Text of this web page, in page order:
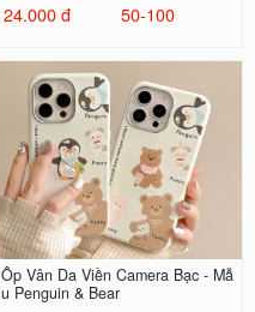
24.000 đ
50-100
Ốp Vân Da Viền Camera Bạc - Mẫ
u Penguin & Bear